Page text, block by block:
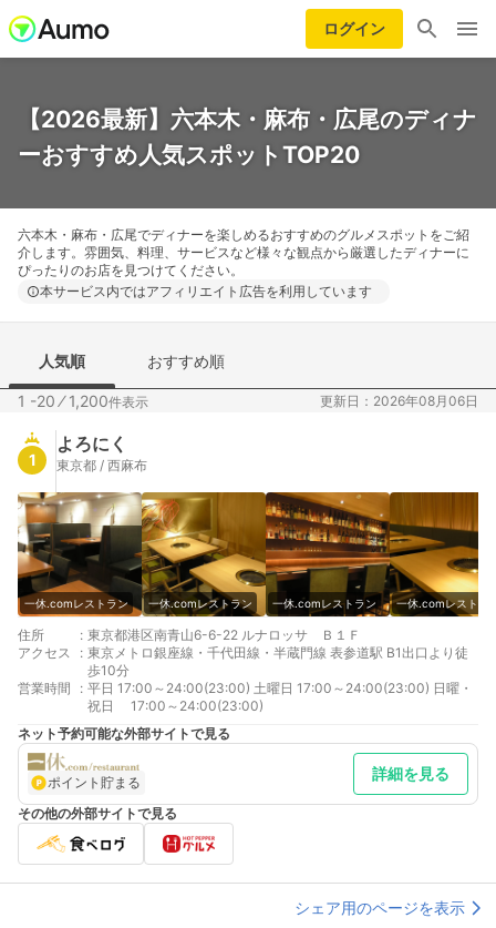
ログイン
【2026最新】六本木・麻布・広尾のディナ
ーおすすめ人気スポットTOP20
六本木・麻布・広尾でディナーを楽しめるおすすめのグルメスポットをご紹
介します。雰囲気、料理、サービスなど様々な観点から厳選したディナーに
ぴったりのお店を見つけてください。
本サービス内ではアフィリエイト広告を利用しています
人気順 おすすめ順
1 -20 ⁄1,200件表示 更新日：2026年08月06日
1
よろにく
東京都 / 西麻布
一休.comレストラン 一休.comレストラン 一休.comレストラン 一休.comレストラ
住所 : 東京都港区南青山6-6-22 ルナロッサ Ｂ１Ｆ
アクセス
: 東京メトロ銀座線・千代田線・半蔵門線 表参道駅 B1出口より徒
歩10分
営業時間
: 平日 17:00～24:00(23:00) 土曜日 17:00～24:00(23:00) 日曜・
祝日 17:00～24:00(23:00)
ネット予約可能な外部サイトで見る
ポイント貯まる 詳細を見る
その他の外部サイトで見る
シェア用のページを表示